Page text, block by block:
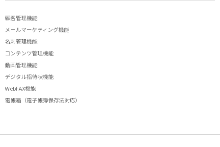
顧客管理機能
メールマーケティング機能
名刺管理機能
コンテンツ管理機能
動画管理機能
デジタル招待状機能
WebFAX機能
電帳箱（電子帳簿保存法対応）